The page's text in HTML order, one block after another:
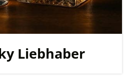
Liebhaber